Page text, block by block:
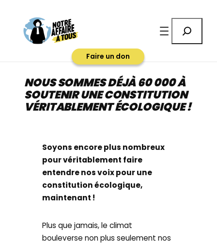
contenu
Faire un don
NOUS SOMMES DÉJÀ 60 000 À
SOUTENIR UNE CONSTITUTION
VÉRITABLEMENT ÉCOLOGIQUE !
Soyons encore plus nombreux
pour véritablement faire
entendre nos voix pour une
constitution écologique,
maintenant !
Plus que jamais, le climat
bouleverse non plus seulement nos